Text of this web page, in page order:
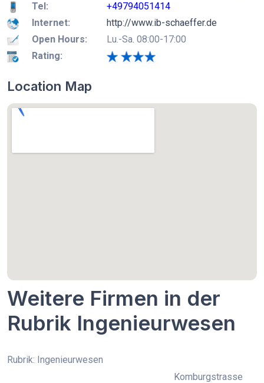
Tel:
+49794051414
Internet:
http://www.ib-schaeffer.de
Open Hours:
Lu.-Sa. 08:00-17:00
Rating:
Location Map
Weitere Firmen in der
Rubrik Ingenieurwesen
Rubrik: Ingenieurwesen
Komburgstrasse